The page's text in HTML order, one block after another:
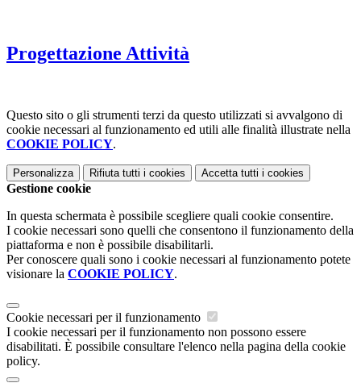
Progettazione Attività
Questo sito o gli strumenti terzi da questo utilizzati si avvalgono di
cookie necessari al funzionamento ed utili alle finalità illustrate nella
COOKIE POLICY.
Personalizza Rifiuta tutti i cookies Accetta tutti i cookies
Gestione cookie
In questa schermata è possibile scegliere quali cookie consentire.
I cookie necessari sono quelli che consentono il funzionamento della
piattaforma e non è possibile disabilitarli.
Per conoscere quali sono i cookie necessari al funzionamento potete
visionare la COOKIE POLICY.
Cookie necessari per il funzionamento
I cookie necessari per il funzionamento non possono essere
disabilitati. È possibile consultare l'elenco nella pagina della cookie
policy.